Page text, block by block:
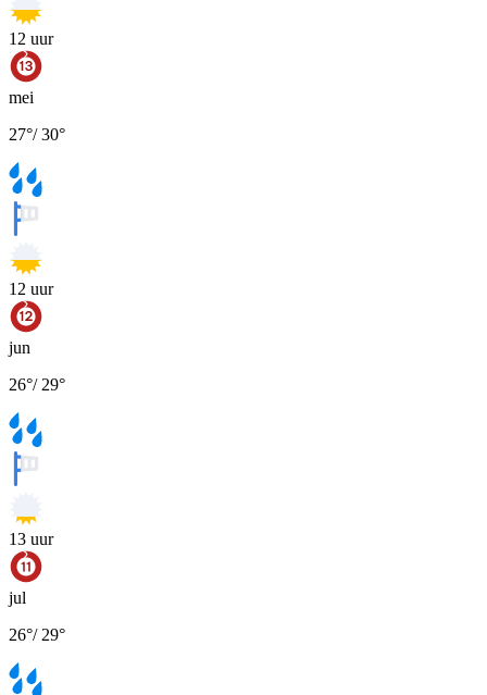
12 uur
mei
27°/30°
12 uur
jun
26°/ 29°
13 uur
jul
26°/ 29°